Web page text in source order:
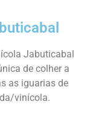
Jabuticabal
de colher a
as iguarias de
vinícola.